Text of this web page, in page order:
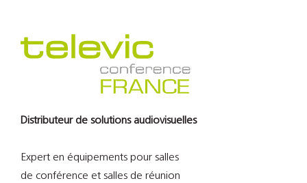
Distributeur de solutions audiovisuelles
Expert en équipements pour salles
de conférence et salles de réunion